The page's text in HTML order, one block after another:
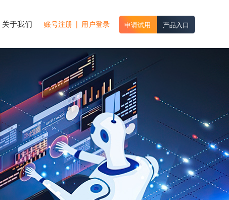
关于我们 账号注册 | 用户登录 申请试用 产品入口